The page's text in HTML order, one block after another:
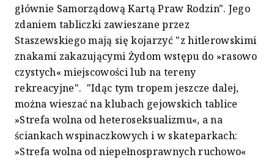
głównie Samorządową Kartą Praw Rodzin". Jego
zdaniem tabliczki zawieszane przez
Staszewskiego mają się kojarzyć "z hitlerowskimi
znakami zakazującymi Żydom wstępu do »rasowo
czystych« miejscowości lub na tereny
rekreacyjne". "Idąc tym tropem jeszcze dalej,
można wieszać na klubach gejowskich tablice
»Strefa wolna od heteroseksualizmu«, a na
ściankach wspinaczkowych i w skateparkach:
»Strefa wolna od niepełnosprawnych ruchowo«